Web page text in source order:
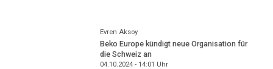
Evren Aksoy
Beko Europe kündigt neue Organisation für
die Schweiz an
04.10.2024 - 14:01 Uhr